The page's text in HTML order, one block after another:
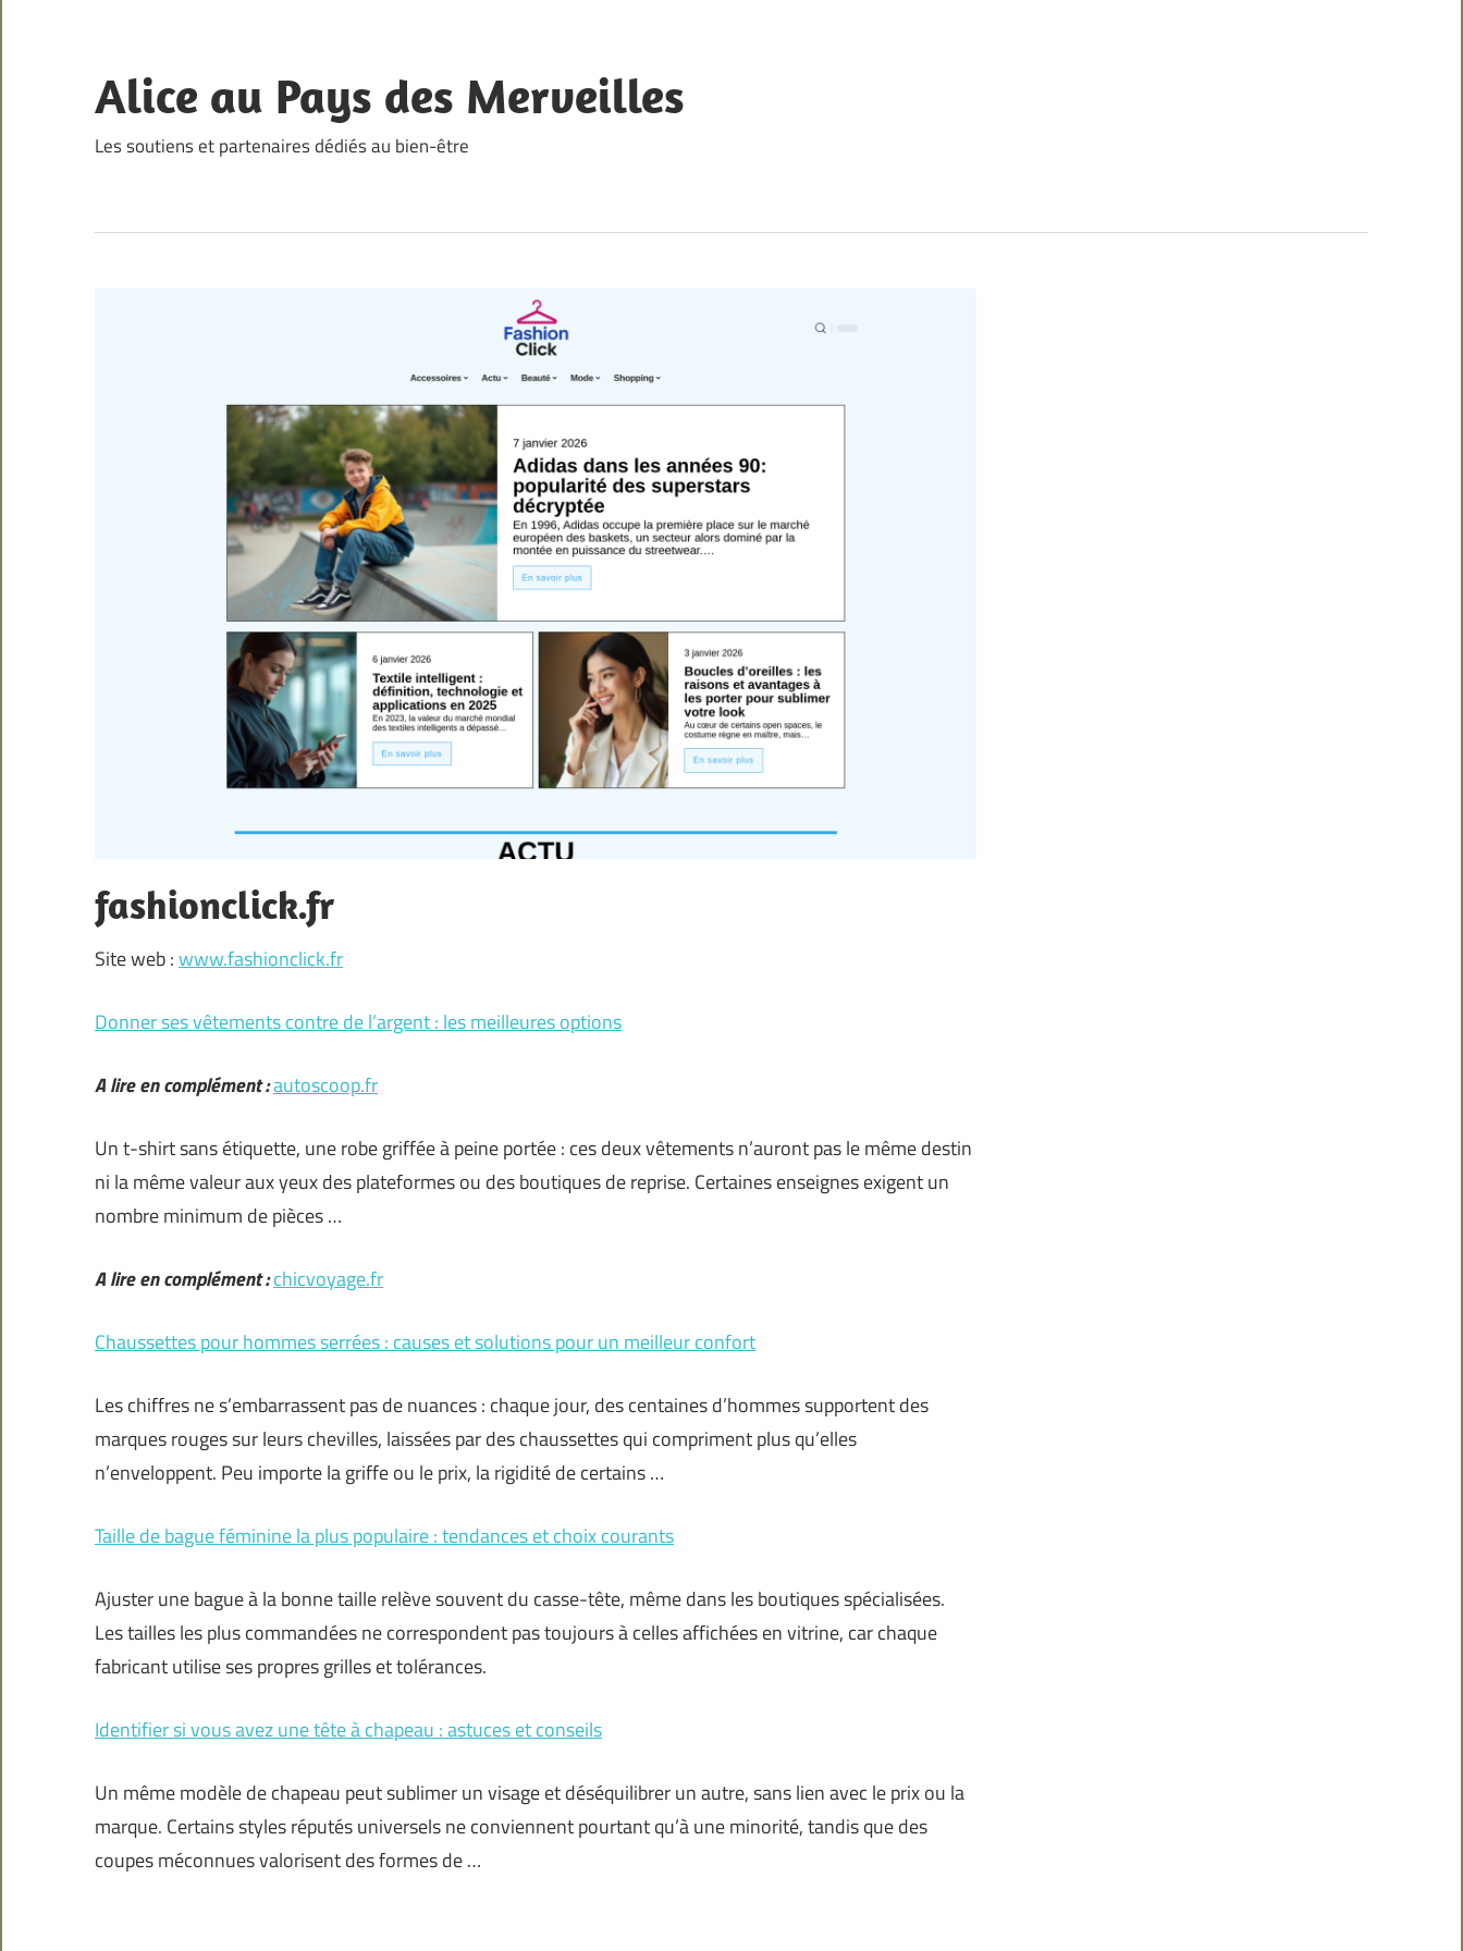
content
Alice au Pays des Merveilles
Les soutiens et partenaires dédiés au bien-être
fashionclick.fr
Site web :www.fashionclick.fr
Donner ses vêtements contre de l’argent : les meilleures options
A lire en complément :autoscoop.fr
Un t-shirt sans étiquette, une robe griffée à peine portée : ces deux vêtements n’auront pas le même destin
ni la même valeur aux yeux des plateformes ou des boutiques de reprise. Certaines enseignes exigent un
nombre minimum de pièces …
A lire en complément :chicvoyage.fr
Chaussettes pour hommes serrées : causes et solutions pour un meilleur confort
Les chiffres ne s’embarrassent pas de nuances : chaque jour, des centaines d’hommes supportent des
marques rouges sur leurs chevilles, laissées par des chaussettes qui compriment plus qu’elles
n’enveloppent. Peu importe la griffe ou le prix, la rigidité de certains …
Taille de bague féminine la plus populaire : tendances et choix courants
Ajuster une bague à la bonne taille relève souvent du casse-tête, même dans les boutiques spécialisées.
Les tailles les plus commandées ne correspondent pas toujours à celles affichées en vitrine, car chaque
fabricant utilise ses propres grilles et tolérances.
Identifier si vous avez une tête à chapeau : astuces et conseils
Un même modèle de chapeau peut sublimer un visage et déséquilibrer un autre, sans lien avec le prix ou la
marque. Certains styles réputés universels ne conviennent pourtant qu’à une minorité, tandis que des
coupes méconnues valorisent des formes de …